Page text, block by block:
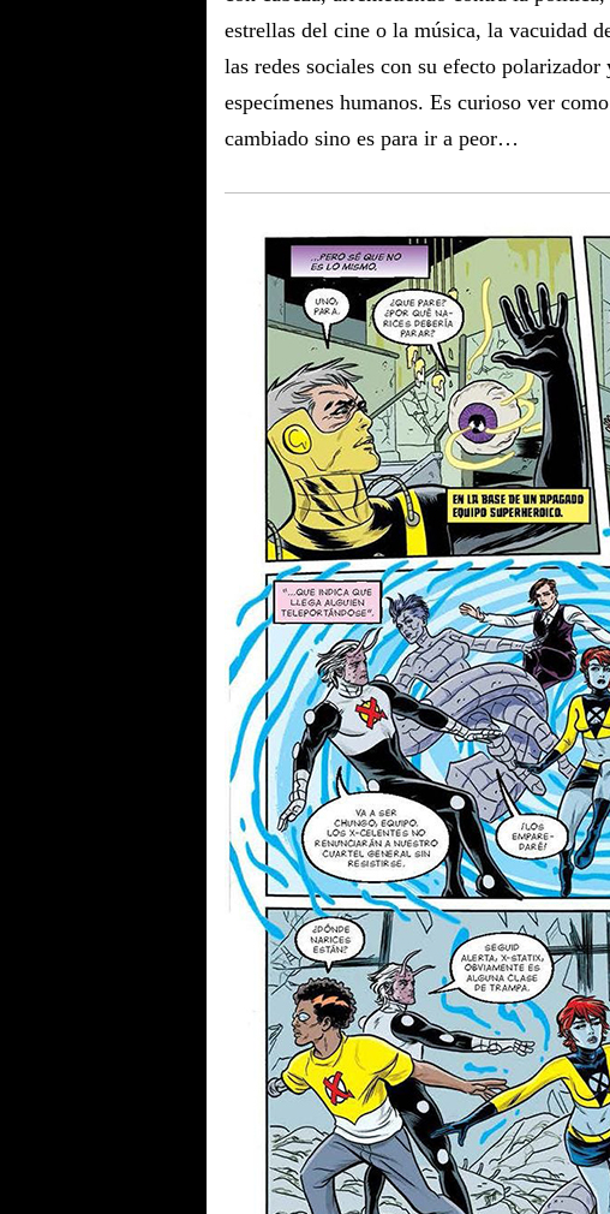
estrellas del cine o la música, la vacuidad
las redes sociales con su efecto
especímenes humanos. Es curioso ver
cambiado sino es para ir a peor…